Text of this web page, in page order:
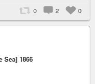
0 2 0
Sea] 1866